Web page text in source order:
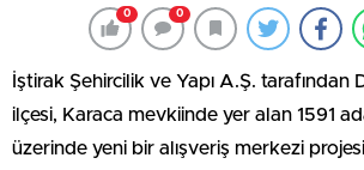
0 0
İştirak Şehircilik ve Yapı A.Ş. tarafından
ilçesi, Karaca mevkiinde yer alan 1591
üzerinde yeni bir alışveriş merkezi